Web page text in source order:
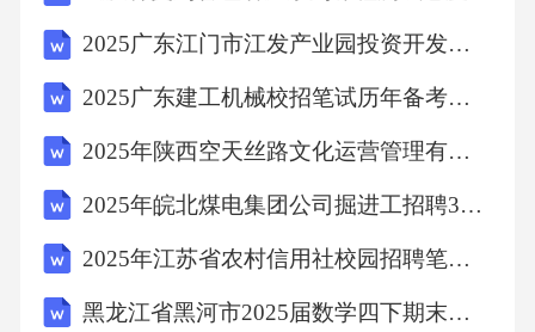
4.民间故事中的“神话”属于民间文学的基本类型
之一。（）
研究。（）
6.民间文学中的“仪式性”特征主要表现在宗教仪
2025广东江门市江发产业园投资开发集团有限公司拟聘用人员笔试历年常考点试题专练附带答案详解
2025广东建工机械校招笔试历年备考题库附带答案详解
2025年陕西空天丝路文化运营管理有限责任公司招聘（44人）笔试历年备考题库附带答案详解
2025年皖北煤电集团公司掘进工招聘380名笔试历年难易错考点试卷带答案解析
2025年江苏省农村信用社校园招聘笔试历年典型考题及考点剖析附带答案详解
黑龙江省黑河市2025届数学四下期末学业质量监测试题（含答案）